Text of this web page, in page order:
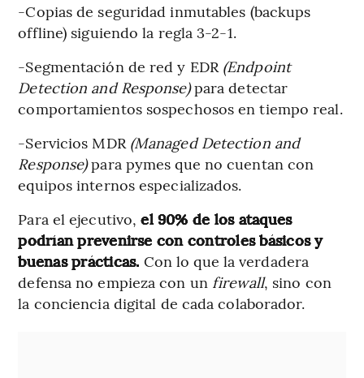
-Copias de seguridad inmutables (backups
offline) siguiendo la regla 3-2-1.
-Segmentación de red y EDR (Endpoint
Detection and Response)para detectar
comportamientos sospechosos en tiempo real.
-Servicios MDR (Managed Detection and
Response)para pymes que no cuentan con
equipos internos especializados.
Para el ejecutivo,el 90% de los ataques
podrían prevenirse con controles básicos y
buenas prácticas. Con lo que la verdadera
defensa no empieza con un firewall, sino con
la conciencia digital de cada colaborador.